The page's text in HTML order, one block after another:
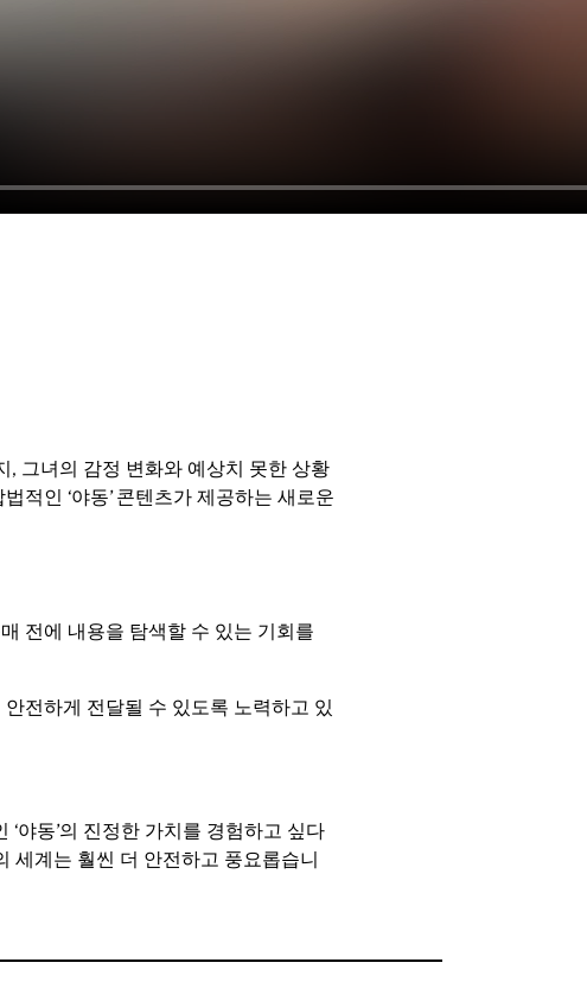
, 그녀의 감정 변화와 예상치 못한 상황
적인 ‘야동’ 콘텐츠가 제공하는 새로운
전에 내용을 탐색할 수 있는 기회를
전하게 전달될 수 있도록 노력하고 있
야동’의 진정한 가치를 경험하고 싶다
세계는 훨씬 더 안전하고 풍요롭습니